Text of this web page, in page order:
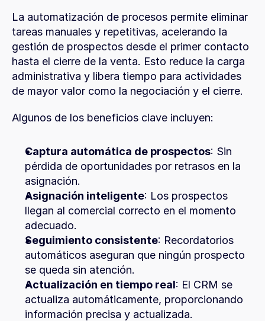
La automatización de procesos permite eliminar
tareas manuales y repetitivas, acelerando la
gestión de prospectos desde el primer contacto
hasta el cierre de la venta. Esto reduce la carga
administrativa y libera tiempo para actividades
de mayor valor como la negociación y el cierre.
Algunos de los beneficios clave incluyen:
Captura automática de prospectos: Sin
pérdida de oportunidades por retrasos en la
asignación.
Asignación inteligente: Los prospectos
llegan al comercial correcto en el momento
adecuado.
Seguimiento consistente: Recordatorios
automáticos aseguran que ningún prospecto
se queda sin atención.
Actualización en tiempo real: El CRM se
actualiza automáticamente, proporcionando
información precisa y actualizada.